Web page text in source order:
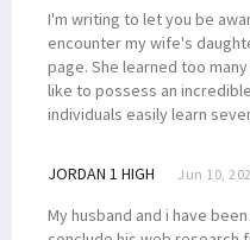
I'm writing to let you be
encounter my wife's
page. She learned too
like to possess an
individuals easily learn
JORDAN 1 HIGH Jun 10,
My husband and i have